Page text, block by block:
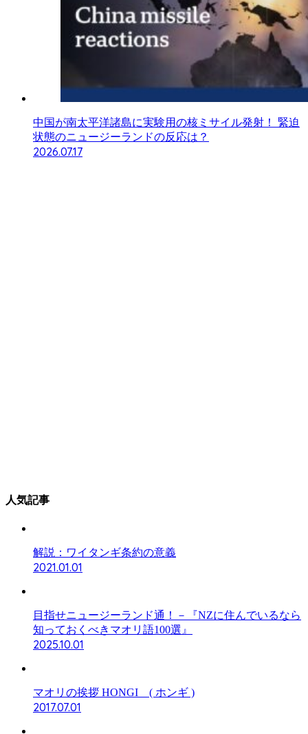
中国が南太平洋諸島に実験用の核ミサイル発射！ 緊迫
状態のニュージーランドの反応は？
2026.07.17
人気記事
解説：ワイタンギ条約の意義
2021.01.01
目指せニュージーランド通！－『NZに住んでいるなら
知っておくべきマオリ語100選』
2025.10.01
マオリの挨拶 HONGI ( ホンギ )
2017.07.01